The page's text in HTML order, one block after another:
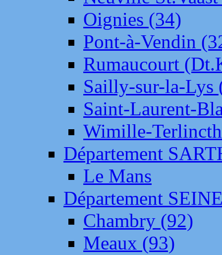
Oignies (34)
Pont-à-Vendin
Rumaucourt
Sailly-sur-la-Lys
Saint-Laurent-
Wimille-
Département
Le Mans
Département
Chambry (92)
Meaux (93)